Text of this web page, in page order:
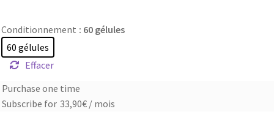
Conditionnement : 60 gélules
60 gélules
Effacer
Choose
purchase
Purchase one time
Subscribe for 33,90€ / mois